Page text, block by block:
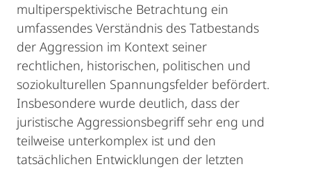
multiperspektivische Betrachtung ein
umfassendes Verständnis des Tatbestands
der Aggression im Kontext seiner
rechtlichen, historischen, politischen und
soziokulturellen Spannungsfelder befördert.
Insbesondere wurde deutlich, dass der
juristische Aggressionsbegriff sehr eng und
teilweise unterkomplex ist und den
tatsächlichen Entwicklungen der letzten